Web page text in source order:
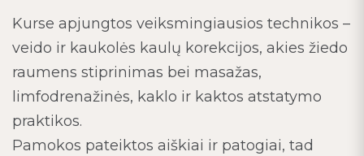
Kurse apjungtos veiksmingiausios technikos –
veido ir kaukolės kaulų korekcijos, akies žiedo
raumens stiprinimas bei masažas,
limfodrenažinės, kaklo ir kaktos atstatymo
praktikos.
Pamokos pateiktos aiškiai ir patogiai, tad